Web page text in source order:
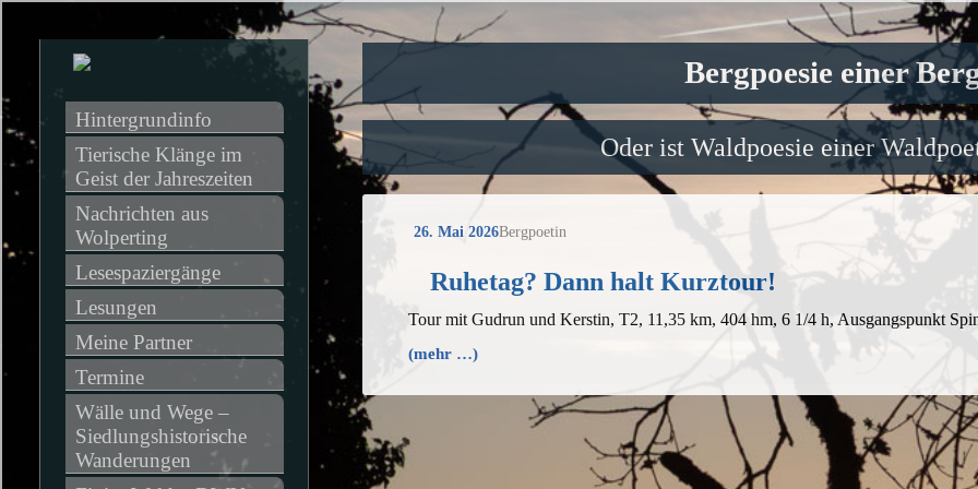
Bergpoesie einer
Oder ist Waldpoesie einer
26. Mai 2026Bergpoetin
Ruhetag? Dann halt Kurztour!
Tour mit Gudrun und Kerstin, T2, 11,35 km, 404 hm, 6 1/4 h, Ausgangspunkt
(mehr …)
Hintergrundinfo
Tierische Klänge im
Geist der Jahreszeiten
Nachrichten aus
Wolperting
Lesespaziergänge
Lesungen
Meine Partner
Termine
Wälle und Wege –
Siedlungshistorische
Wanderungen